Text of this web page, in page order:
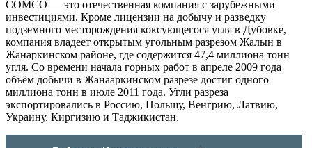
COMCO — это отечественная компания с зарубежными
инвестициями. Кроме лицензии на добычу и разведку
подземного месторождения коксующегося угля в Дубовке,
компания владеет открытым угольным разрезом Жалын в
Жанаркинском районе, где содержится 47,4 миллиона тонн
угля. Со времени начала горных работ в апреле 2009 года
объём добычи в Жанааркинском разрезе достиг одного
миллиона тонн в июле 2011 года. Угли разреза
экспортировались в Россию, Польшу, Венгрию, Латвию,
Украину, Киргизию и Таджикистан.